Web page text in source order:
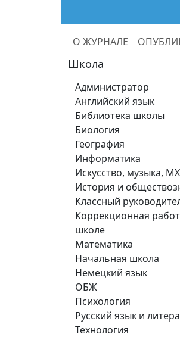
О ЖУРНАЛЕ
Школа
Администратор
Английский язык
Библиотека школы
Биология
География
Информатика
Искусство, музыка,
История и
Классный
Коррекционная
школе
Математика
Начальная школа
Немецкий язык
ОБЖ
Психология
Русский язык и
Технология